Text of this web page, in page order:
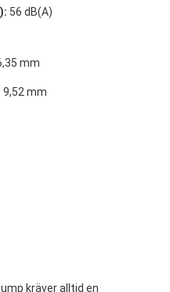
56 dB(A)
mm
9,52 mm
kräver alltid en